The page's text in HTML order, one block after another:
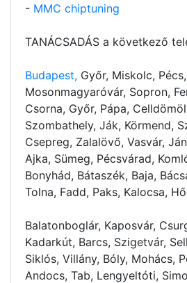
- MMC chiptuning
TANÁCSADÁS a következő
Budapest, Győr, Miskolc,
Mosonmagyaróvár, Sopron,
Csorna, Győr, Pápa,
Szombathely, Ják, Körmend,
Csepreg, Zalalövő, Vasvár,
Ajka, Sümeg, Pécsvárad,
Bonyhád, Bátaszék, Baja,
Tolna, Fadd, Paks, Kalocsa,
Balatonboglár, Kaposvár,
Kadarkút, Barcs, Szigetvár,
Siklós, Villány, Bóly, Mohács,
Andocs, Tab, Lengyeltóti,